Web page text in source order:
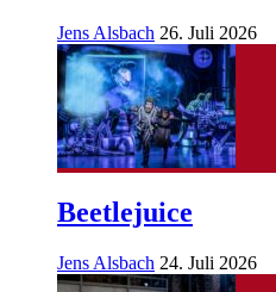
Jens Alsbach 26. Juli 2026
Beetlejuice
Jens Alsbach 24. Juli 2026